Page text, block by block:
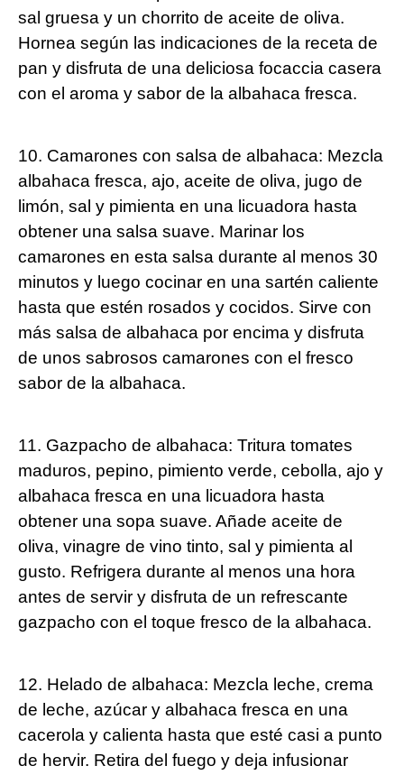
sal gruesa y un chorrito de aceite de oliva.
Hornea según las indicaciones de la receta de
pan y disfruta de una deliciosa focaccia casera
con el aroma y sabor de la albahaca fresca.
10. Camarones con salsa de albahaca: Mezcla
albahaca fresca, ajo, aceite de oliva, jugo de
limón, sal y pimienta en una licuadora hasta
obtener una salsa suave. Marinar los
camarones en esta salsa durante al menos 30
minutos y luego cocinar en una sartén caliente
hasta que estén rosados y cocidos. Sirve con
más salsa de albahaca por encima y disfruta
de unos sabrosos camarones con el fresco
sabor de la albahaca.
11. Gazpacho de albahaca: Tritura tomates
maduros, pepino, pimiento verde, cebolla, ajo y
albahaca fresca en una licuadora hasta
obtener una sopa suave. Añade aceite de
oliva, vinagre de vino tinto, sal y pimienta al
gusto. Refrigera durante al menos una hora
antes de servir y disfruta de un refrescante
gazpacho con el toque fresco de la albahaca.
12. Helado de albahaca: Mezcla leche, crema
de leche, azúcar y albahaca fresca en una
cacerola y calienta hasta que esté casi a punto
de hervir. Retira del fuego y deja infusionar